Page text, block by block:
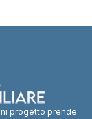
progetto prende